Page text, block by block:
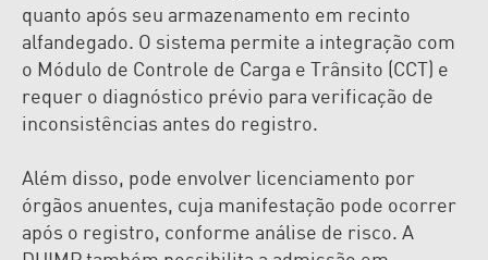
quanto após seu armazenamento em recinto
alfandegado. O sistema permite a integração com
o Módulo de Controle de Carga e Trânsito (CCT) e
requer o diagnóstico prévio para verificação de
inconsistências antes do registro.
Além disso, pode envolver licenciamento por
órgãos anuentes, cuja manifestação pode ocorrer
após o registro, conforme análise de risco. A